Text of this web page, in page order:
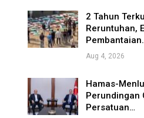
2 Tahun
Reruntuhan,
Aug 4, 2026
Hamas-
Perundingan
Persatuan…